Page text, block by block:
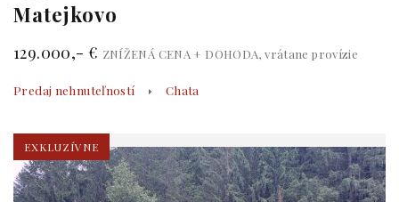
Matejkovo
129.000,- € ZNÍŽENÁ CENA + DOHODA, vrátane provízie
Predaj nehnuteľností Chata
EXKLUZÍVNE